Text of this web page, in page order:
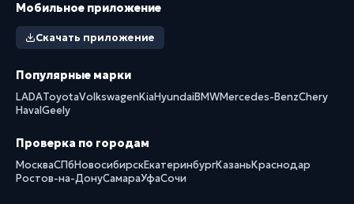
Мобильное приложение
Скачать приложение
Популярные марки
LADAToyotaVolkswagenKiaHyundaiBMWMercedes-BenzChery
HavalGeely
Проверка по городам
МоскваСПбНовосибирскЕкатеринбургКазаньКраснодар
Ростов-на-ДонуСамараУфаСочи